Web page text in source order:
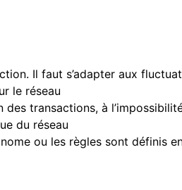
Il faut s’adapter aux
le réseau
transactions, à
du réseau
ou les règles sont définis